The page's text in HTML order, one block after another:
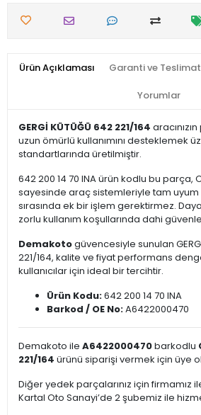
Ürün Açıklaması Garanti ve Teslimat
Yorumlar
GERGİ KÜTÜĞÜ 642 221/164
uzun ömürlü kullanımını desteklemek
standartlarında üretilmiştir.
642 200 14 70 INA ürün kodlu bu parça,
sayesinde araç sistemleriyle tam
sırasında ek bir işlem gerektirmez.
zorlu kullanım koşullarında dahi
Demakotogüvencesiyle sunulan
221/164, kalite ve fiyat performans
kullanıcılar için ideal bir tercihtir.
Ürün Kodu:642 200 14 70 INA
Barkod / OE No:A6422000470
Demakoto ile A6422000470barkodlu
221/164 ürünü siparişi vermek için üye
Diğer yedek parçalarınız için firmamız
Kartal Oto Sanayi’de 2 şubemiz ile